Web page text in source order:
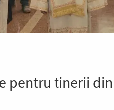
pentru tinerii din